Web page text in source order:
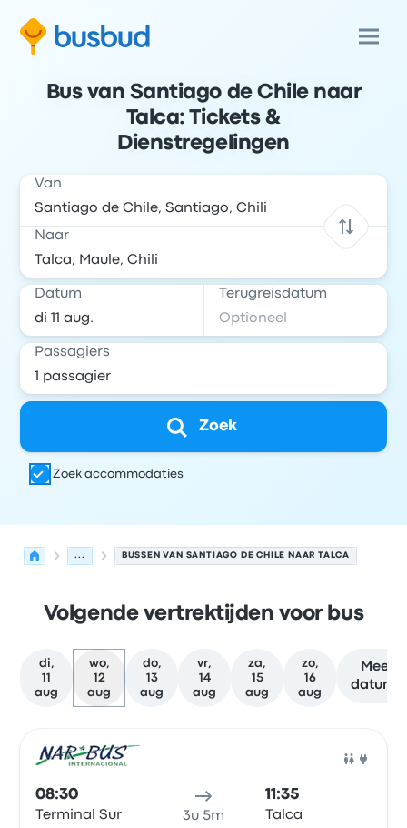
Bus van Santiago de Chile naar
Talca: Tickets &
Dienstregelingen
Van
Naar
Datum Terugreisdatum
Passagiers
Zoek
Zoek accommodaties
... BUSSEN VAN SANTIAGO DE CHILE NAAR TALCA
Volgende vertrektijden voor bus
di,
11
aug
wo,
12
aug
do,
13
aug
vr,
14
aug
za,
15
aug
zo,
16
aug
Meer
datums
08:30
Terminal Sur 3u 5m
11:35
Talca